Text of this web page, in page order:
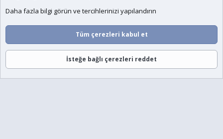
Daha fazla bilgi görün ve tercihlerinizi yapılandırın
Tüm çerezleri kabul et
İsteğe bağlı çerezleri reddet